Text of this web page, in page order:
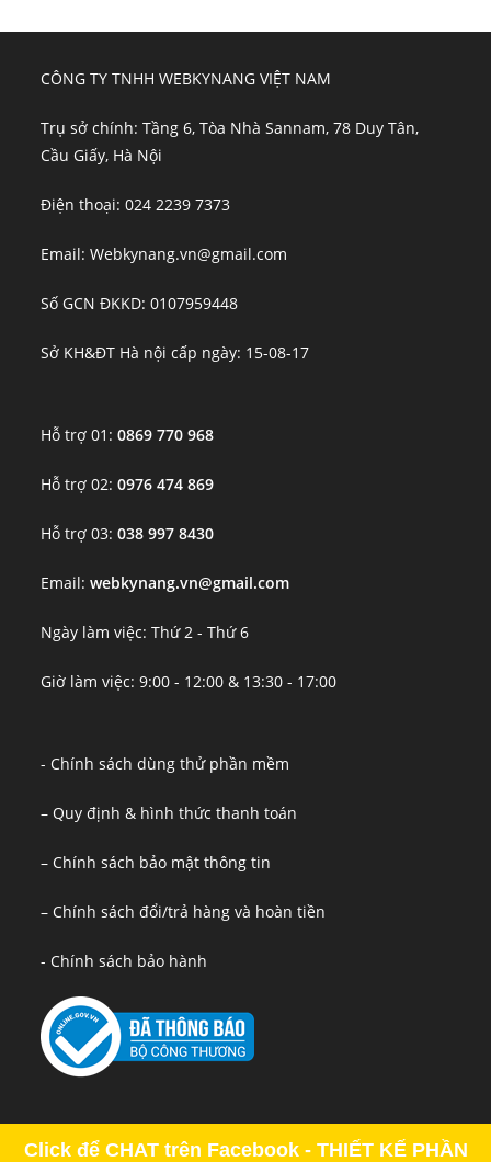
CÔNG TY TNHH WEBKYNANG VIỆT NAM
Trụ sở chính: Tầng 6, Tòa Nhà Sannam, 78 Duy Tân,
Cầu Giấy, Hà Nội
Điện thoại: 024 2239 7373
Email: Webkynang.vn@gmail.com
Số GCN ĐKKD: 0107959448
Sở KH&ĐT Hà nội cấp ngày: 15-08-17
Hỗ trợ 01:0869 770 968
Hỗ trợ 02:0976 474 869
Hỗ trợ 03:038 997 8430
Email:webkynang.vn@gmail.com
Ngày làm việc: Thứ 2 - Thứ 6
Giờ làm việc: 9:00 - 12:00 & 13:30 - 17:00
- Chính sách dùng thử phần mềm
– Quy định & hình thức thanh toán
– Chính sách bảo mật thông tin
– Chính sách đổi/trả hàng và hoàn tiền
- Chính sách bảo hành
Click để CHAT trên Facebook - THIẾT KẾ PHẦN